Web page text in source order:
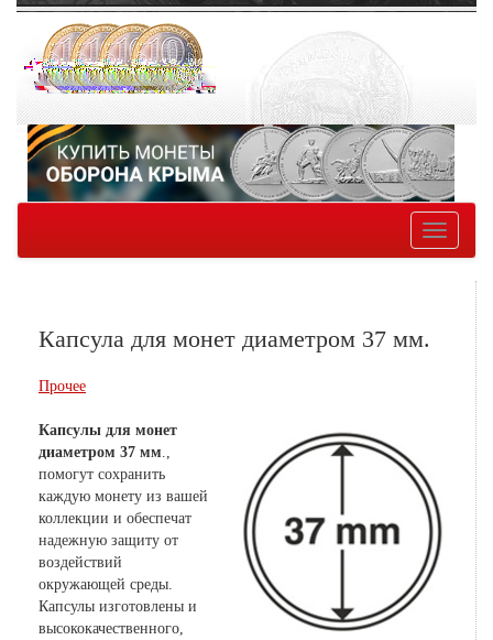
Toggle
Капсула для монет диаметром 37 мм.
Прочее
Капсулы для монет
диаметром 37 мм
помогут сохранить
каждую монету из вашей
коллекции и обеспечат
надежную защиту от
воздействий
окружающей среды.
Капсулы изготовлены и
высококачественного,